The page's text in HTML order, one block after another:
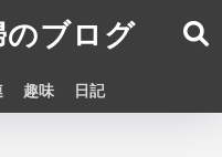
ブログ
趣味 日記